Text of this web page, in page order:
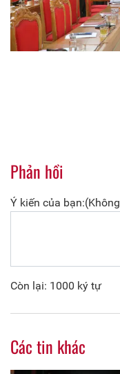
Phản hồi
Ý kiến của
Còn lại: 1000 ký tự
Các tin khác